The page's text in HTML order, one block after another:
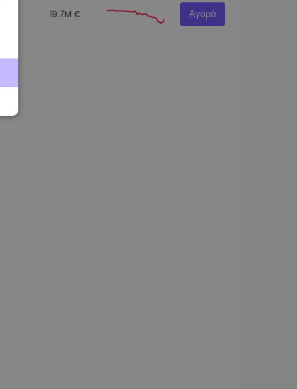
19.7M € Αγορά